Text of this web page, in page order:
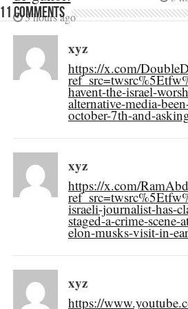
3 hours ago
11 comments
xyz
https://x.com/
havent-the-israel-
alternative-media-
october-7th-and-
xyz
https://x.com/
israeli-journalist-has-
staged-a-crime-
elon-musks-visit-in-
xyz
https://